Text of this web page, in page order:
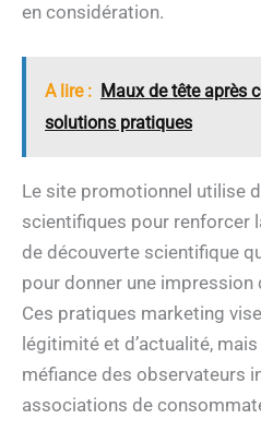
en considération.
A lire : Maux de tête après
solutions pratiques
Le site promotionnel utilise
scientifiques pour renforcer
de découverte scientifique
pour donner une impression
Ces pratiques marketing
légitimité et d’actualité,
méfiance des observateurs
associations de